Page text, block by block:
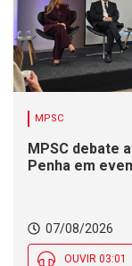
MPSC
MPSC debate
Penha em
07/08/2026
OUVIR 03:01